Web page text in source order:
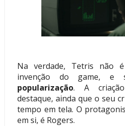
Na verdade, Tetris não
invenção do game, e
popularização. A
destaque, ainda que o seu
tempo em tela. O
em si, é Rogers.